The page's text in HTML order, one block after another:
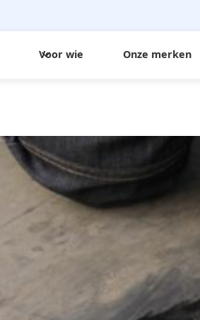
Voor wie Onze merken